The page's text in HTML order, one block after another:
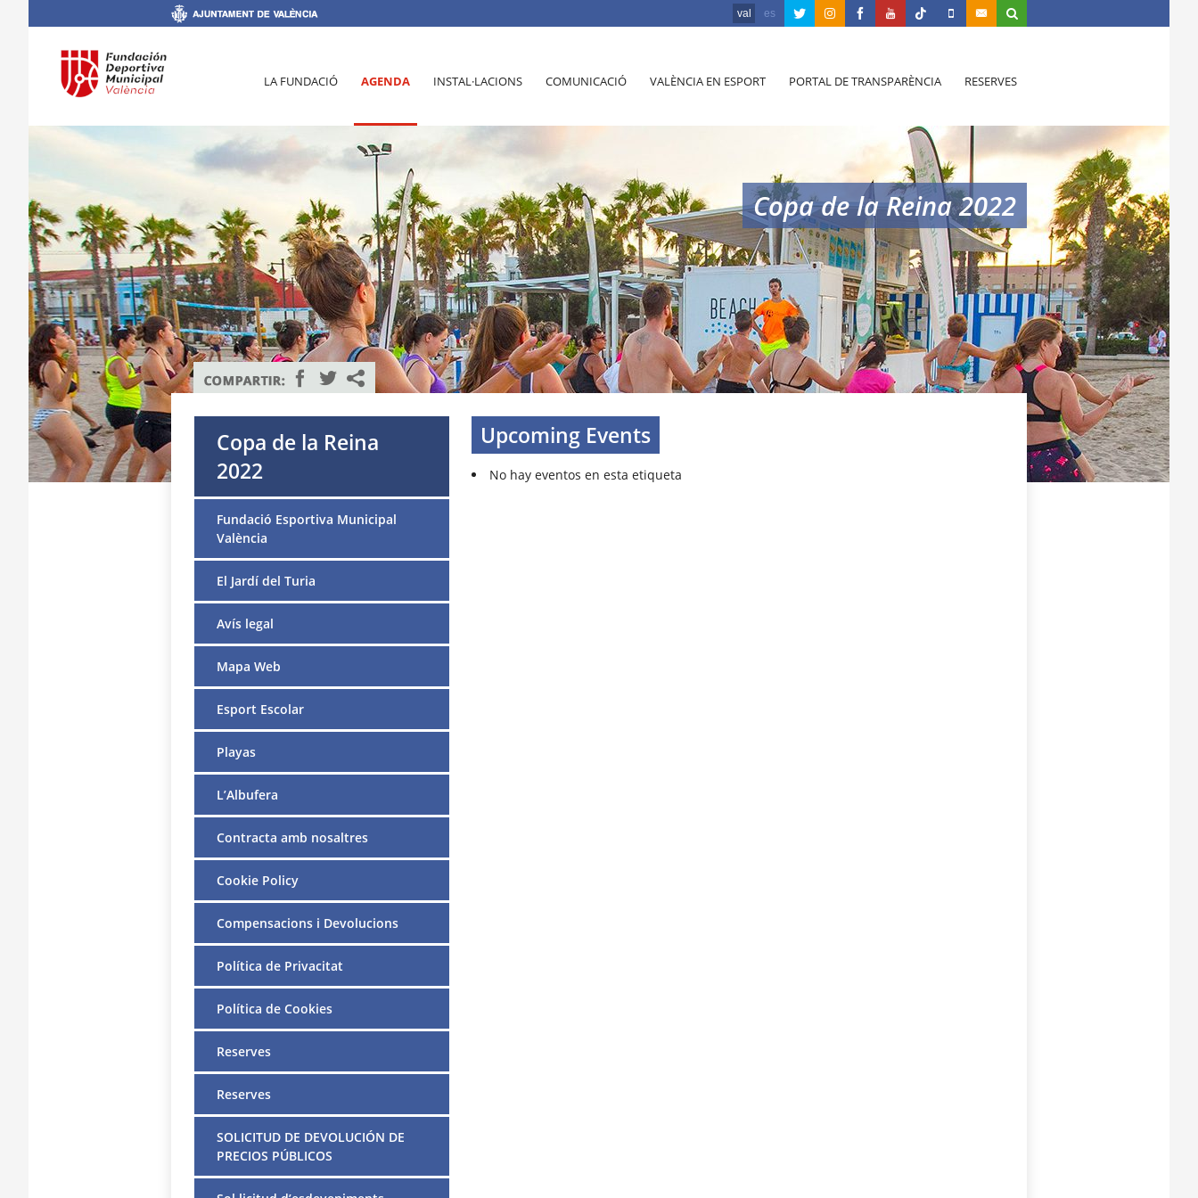
val es
LA FUNDACIÓ AGENDA INSTAL·LACIONS COMUNICACIÓ VALÈNCIA EN ESPORT PORTAL DE TRANSPARÈNCIA RESERVES
Copa de la Reina 2022
Upcoming Events
No hay eventos en esta etiqueta
Copa de la Reina
2022
Fundació Esportiva Municipal
València
El Jardí del Turia
Avís legal
Mapa Web
Esport Escolar
Playas
L’Albufera
Contracta amb nosaltres
Cookie Policy
Compensacions i Devolucions
Política de Privacitat
Política de Cookies
Reserves
Reserves
SOLICITUD DE DEVOLUCIÓN DE
PRECIOS PÚBLICOS